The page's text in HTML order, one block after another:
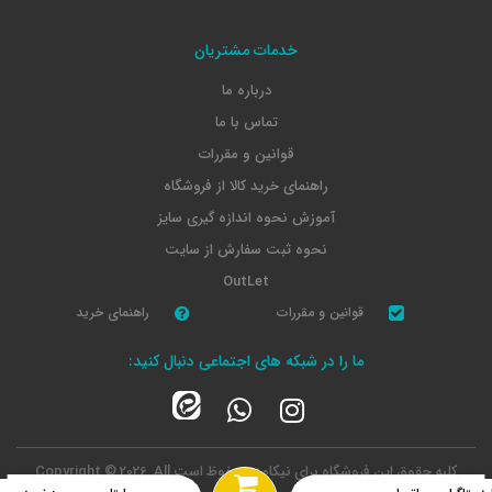
خدمات مشتریان
درباره ما
تماس با ما
قوانین و مقررات
راهنمای خرید کالا از فروشگاه
آموزش نحوه اندازه گیری سایز
نحوه ثبت سفارش از سایت
OutLet
قوانین و مقررات راهنمای خرید
ما را در شبکه های اجتماعی دنبال کنید:
کلیه حقوق این فروشگاه برای نیکامد محفوظ استCopyright © 2026, All